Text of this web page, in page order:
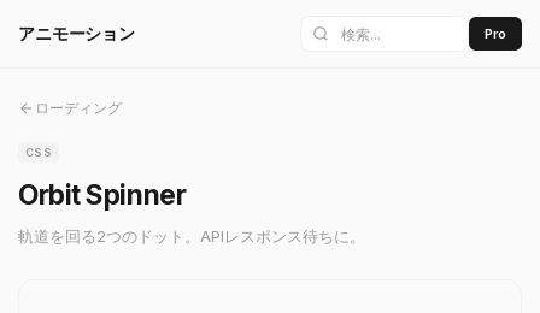
アニモーション Pro
ローディング
CSS
Orbit Spinner
軌道を回る2つのドット。APIレスポンス待ちに。